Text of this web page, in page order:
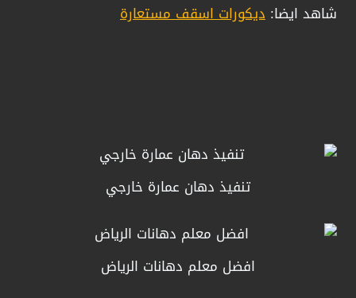
شاهد ايضا: ديكورات اسقف مستعارة
تنفيذ دهان عمارة خارجي
افضل معلم دهانات الرياض